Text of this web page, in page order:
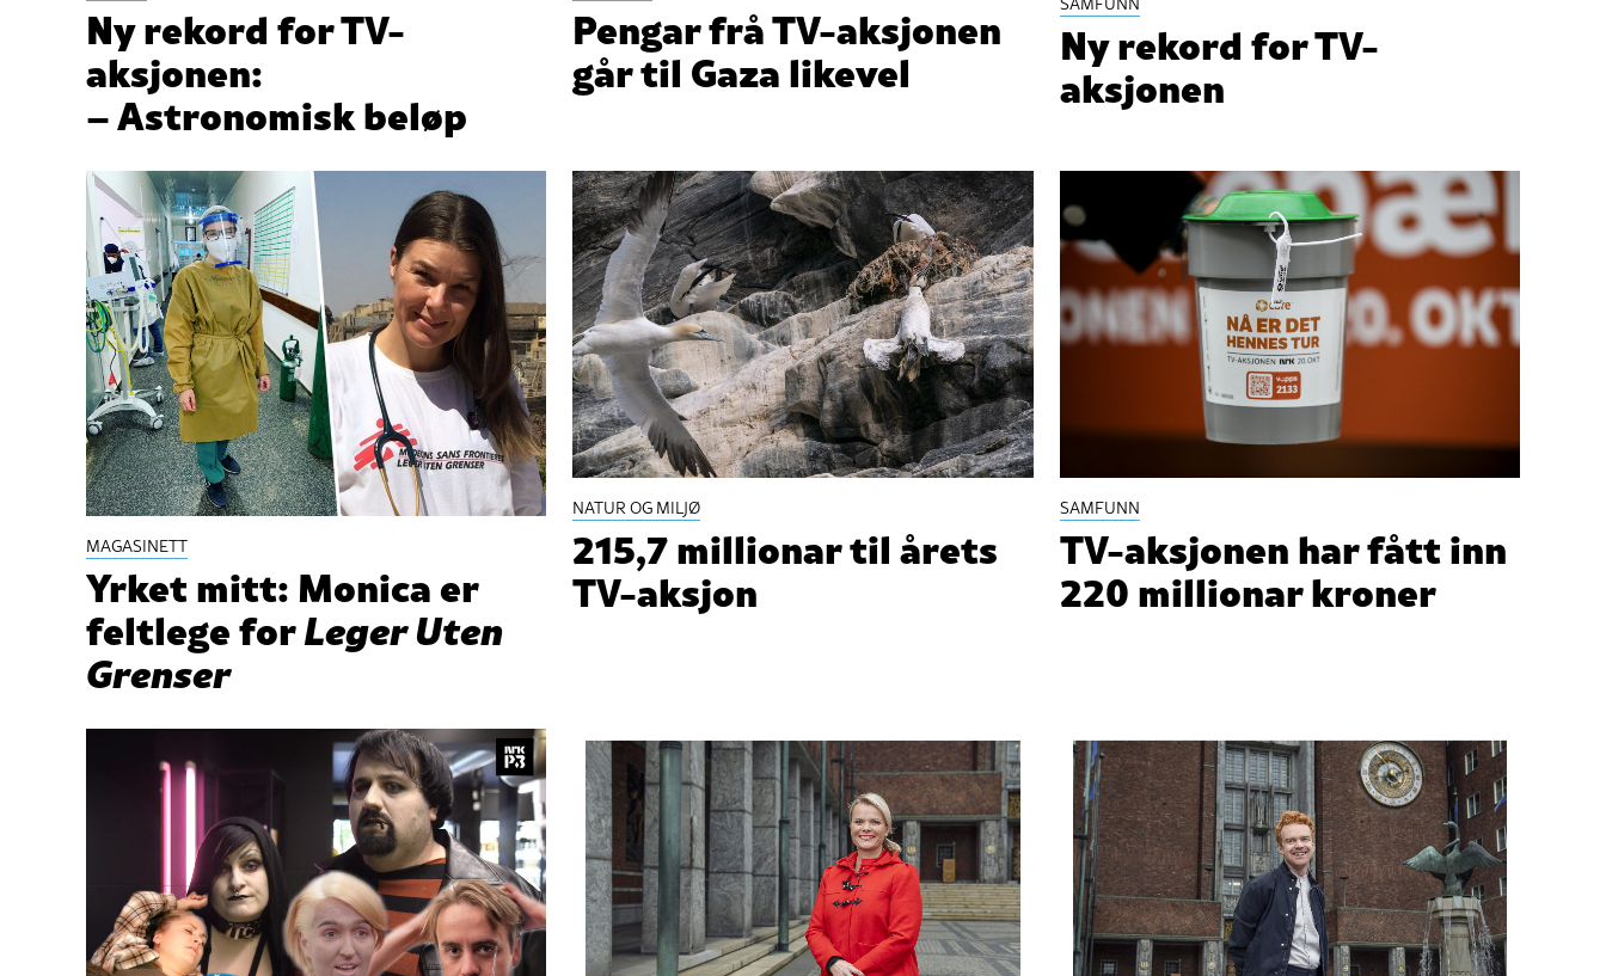
Ny rekord for TV-
aksjonen:
– Astronomisk beløp
Pengar frå TV-aksjonen
går til Gaza likevel Ny rekord for TV-
aksjonen
MAGASINETT
Yrket mitt: Monica er
feltlege forLeger Uten
Grenser
NATUR OG MILJØ
215,7 millionar til årets
TV-aksjon
SAMFUNN
TV-aksjonen har fått inn
220 millionar kroner